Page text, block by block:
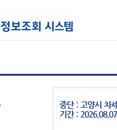
중단 : 고양시 차
기간 :